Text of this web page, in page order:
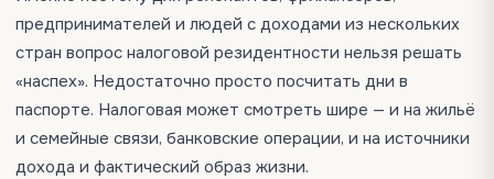
предпринимателей и людей с доходами из нескольких
стран вопрос налоговой резидентности нельзя решать
«наспех». Недостаточно просто посчитать дни в
паспорте. Налоговая может смотреть шире — и на жильё
и семейные связи, банковские операции, и на источники
дохода и фактический образ жизни.